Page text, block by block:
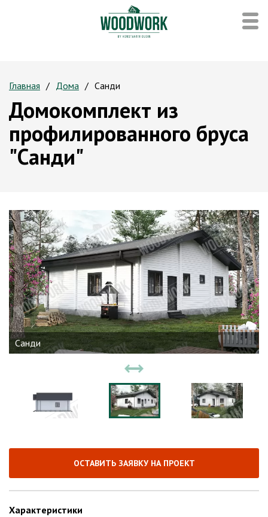
Главная Дома Санди
Домокомплект из
профилированного бруса
"Санди"
Санди
ОСТАВИТЬ ЗАЯВКУ НА ПРОЕКТ
Характеристики